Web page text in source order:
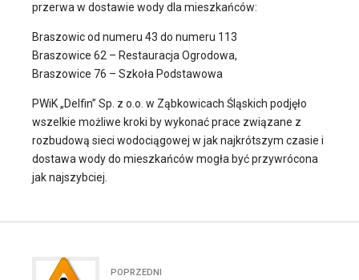
przerwa w dostawie wody dla mieszkańców:
Braszowic od numeru 43 do numeru 113
Braszowice 62 – Restauracja Ogrodowa,
Braszowice 76 – Szkoła Podstawowa
PWiK „Delfin” Sp. z o.o. w Ząbkowicach Śląskich podjęło
wszelkie możliwe kroki by wykonać prace związane z
rozbudową sieci wodociągowej w jak najkrótszym czasie i
dostawa wody do mieszkańców mogła być przywrócona
jak najszybciej.
POPRZEDNI